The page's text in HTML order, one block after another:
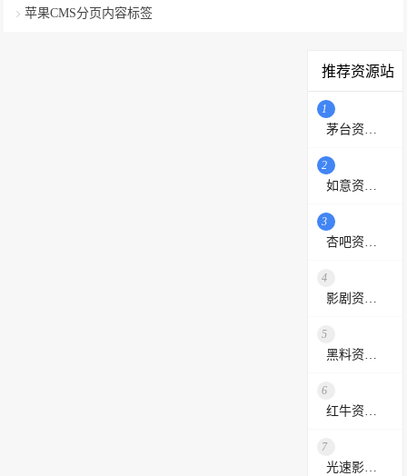
苹果CMS分页内容标签
推荐资源站
1
2
3
4
5
6
7